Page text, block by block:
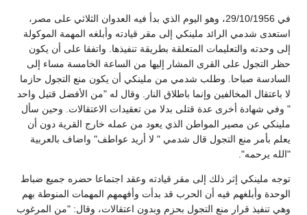
في 29/10/1956، وهو اليوم الذي بدأ فيه العدوان الثلاثي على مصر،
استعدى شدمي الرائد ملينكي إلى مقر قيادته وأبلغه المهمة الموكولة
إلى وحدته والتعليمات المتعلقة بطريقة تنفيذها. واتفقا على أن يكون
حظر التجول على القرى المشار إليها من الساعة الخامسة مساء إلى
السادسة صباحا. وطلب شدمي من ملينكي أن يكون منع التجول حازما
لا باعتقال المخالفين وإنما باطلاق النار. وقال له "من الأفضل قتيل واحد
" وفي شهادة أخرى عدة قتلى بدلا من تعقيدات الاعتقالات. وحين سأل
ملينكي عن مصير المواطن الذي يعود من عمله خارج القرية دون أن
يعلم بأمر منع التجول قال شدمي " لا أريد عواطف" واضاف بالعربية
"الله يرحمه".
توجه ملينكي إثر ذلك إلى مقر قيادته وعقد اجتماعا حضره جميع ضباط
الوحدة وأبلغهم فيه أن الحرب قد بدأت وأفهمهم المهمات المنوطة بهم
وهي تنفيذ قرار منع التجول بحزم وبدون اعتقالات، وقال: "من المرغوب